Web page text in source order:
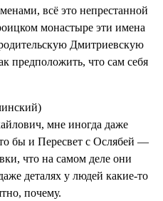
всё это непрестанной
монастыре эти имена
Дмитриевскую
предположить, что сам себя
мне иногда даже
бы и Пересвет с Ослябей —
что на самом деле они
деталях у людей какие-то
почему.